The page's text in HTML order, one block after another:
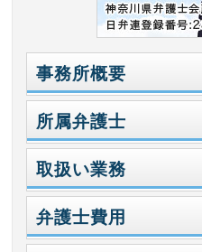
事務所概要
所属弁護士
取扱い業務
弁護士費用